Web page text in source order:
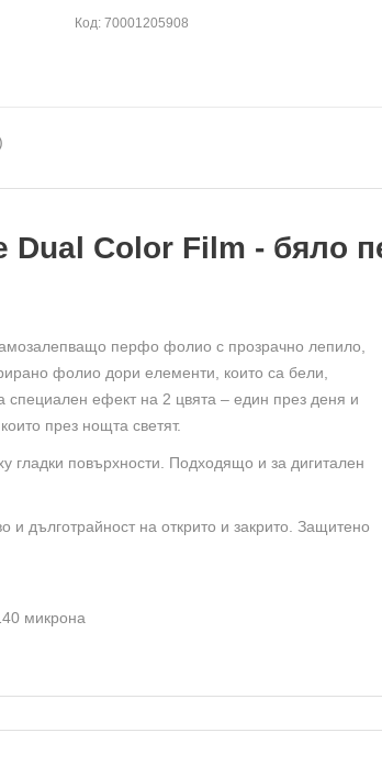
Код: 70001205908
Dual Color Film - бяло
перфо фолио с прозрачно лепило,
фолио дори елементи, които са бели,
специален ефект на 2 цвята – един през деня и
през нощта светят.
гладки повърхности. Подходящо и за дигитален
и дълготрайност на открито и закрито. Защитено
микрона